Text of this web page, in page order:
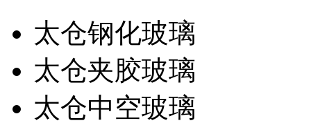
太仓钢化玻璃
太仓夹胶玻璃
太仓中空玻璃